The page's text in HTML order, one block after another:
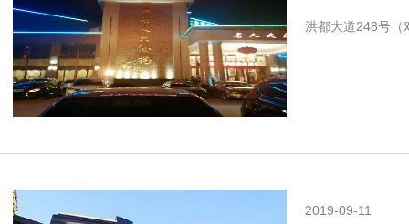
洪都大道248号（
2019-09-11